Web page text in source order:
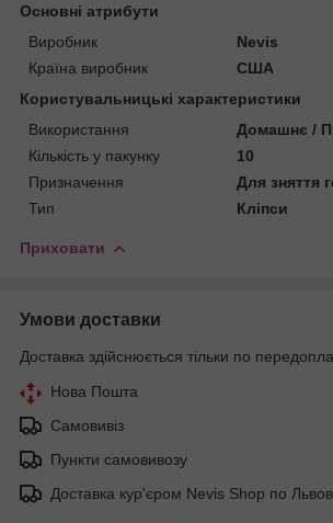
Основні атрибути
Виробник
Nevis
Країна виробник
США
Користувальницькі характеристики
Використання
Домашнє /
Кількість у пакунку
10
Призначення
Для зняття
Тип
Кліпси
Приховати
Умови доставки
Доставка здійснюється тільки по
Нова Пошта
Самовивіз
Пункти самовивозу
Доставка кур'єром Nevis Shop по